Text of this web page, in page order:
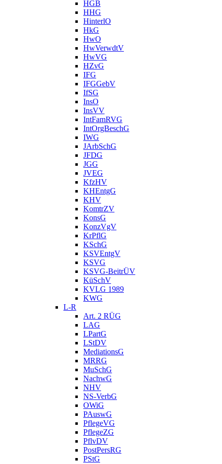
HGB
HHG
HinterlO
HkG
HwO
HwVerwdtV
HwVG
HZvG
IFG
IFGGebV
IfSG
InsO
InsVV
IntFamRVG
IntOrgBeschG
IWG
JArbSchG
JFDG
JGG
JVEG
KfzHV
KHEntgG
KHV
KomtrZV
KonsG
KonzVgV
KrPflG
KSchG
KSVEntgV
KSVG
KSVG-BeitrÜV
KüSchV
KVLG 1989
KWG
L-R
Art. 2 RÜG
LAG
LPartG
LStDV
MediationsG
MRRG
MuSchG
NachwG
NHV
NS-VerbG
OWiG
PAuswG
PflegeVG
PflegeZG
PflvDV
PostPersRG
PStG